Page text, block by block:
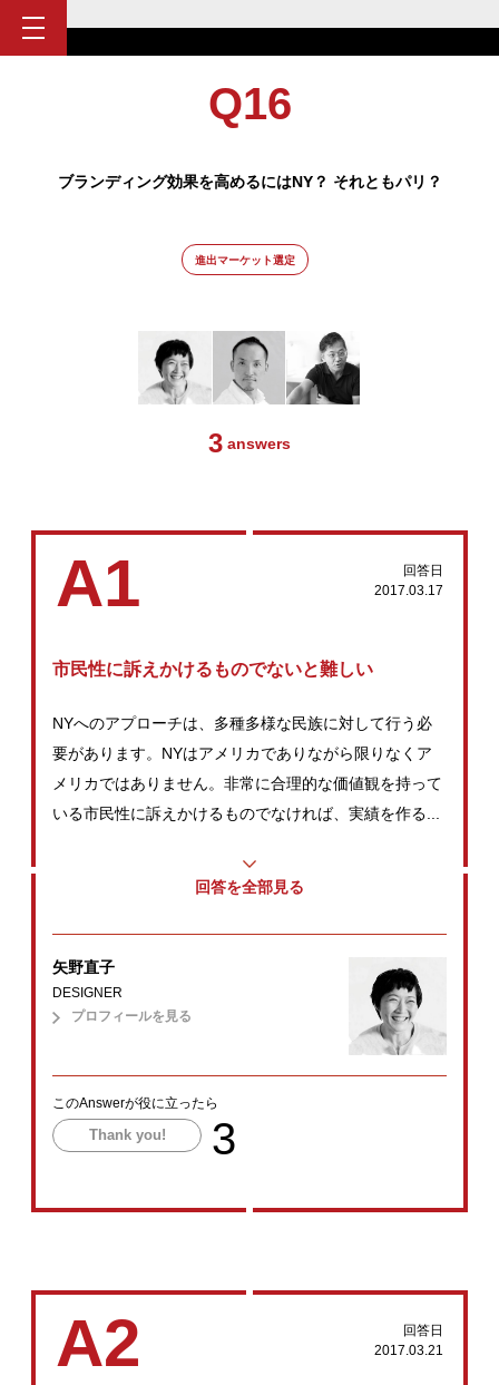
Q16
ブランディング効果を高めるにはNY？ それともパリ？
進出マーケット選定
3 answers
A1
回答日
2017.03.17
市民性に訴えかけるものでないと難しい
NYへのアプローチは、多種多様な民族に対して行う必
要があります。NYはアメリカでありながら限りなくア
メリカではありません。非常に合理的な価値観を持って
いる市民性に訴えかけるものでなければ、実績を作る...
回答を全部見る
矢野直子
DESIGNER
プロフィールを見る
このAnswerが役に立ったら
Thank you! 3
A2
回答日
2017.03.21